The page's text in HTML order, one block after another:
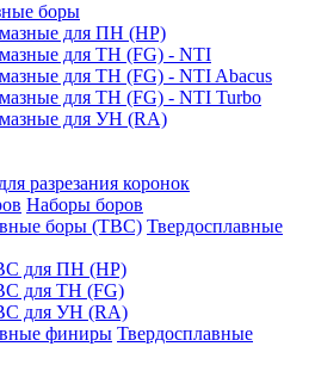
боры
для ПН (HP)
для ТН (FG) - NTI
для ТН (FG) - NTI Abacus
для ТН (FG) - NTI Turbo
для УН (RA)
разрезания коронок
Наборы боров
Твердосплавные
для ПН (HP)
для ТН (FG)
для УН (RA)
Твердосплавные